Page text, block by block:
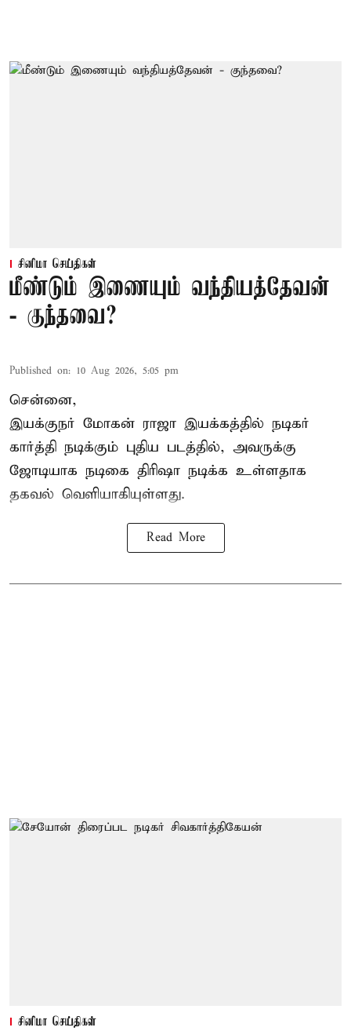
சினிமா செய்திகள்
மீண்டும் இணையும் வந்தியத்தேவன்
- குந்தவை?
Published on: 10 Aug 2026, 5:05 pm
சென்னை,
இயக்குநர் மோகன் ராஜா இயக்கத்தில் நடிகர்
கார்த்தி நடிக்கும் புதிய படத்தில், அவருக்கு
ஜோடியாக நடிகை திரிஷா நடிக்க உள்ளதாக
தகவல் வெளியாகியுள்ளது.
Read More
சினிமா செய்திகள்